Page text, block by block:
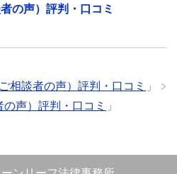
の声）評判・口コミ
相談者の声）評判・口コミ
」
声）評判・口コミ 」